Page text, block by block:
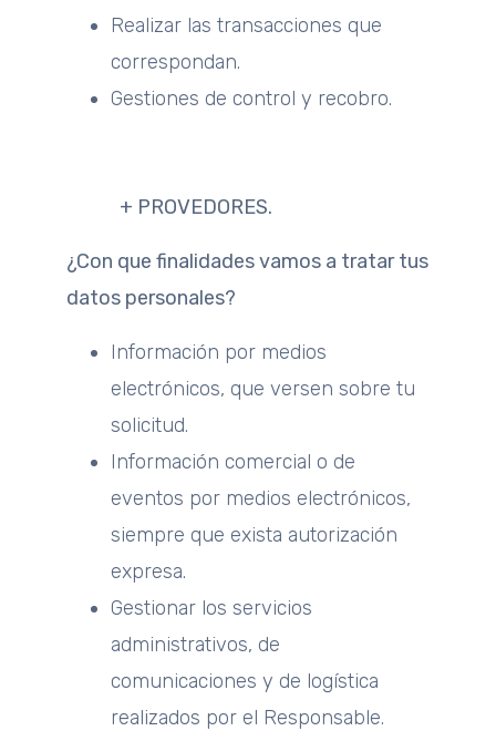
Realizar las transacciones que
correspondan.
Gestiones de control y recobro.
+ PROVEDORES.
¿Con que finalidades vamos a tratar tus
datos personales?
Información por medios
electrónicos, que versen sobre tu
solicitud.
Información comercial o de
eventos por medios electrónicos,
siempre que exista autorización
expresa.
Gestionar los servicios
administrativos, de
comunicaciones y de logística
realizados por el Responsable.